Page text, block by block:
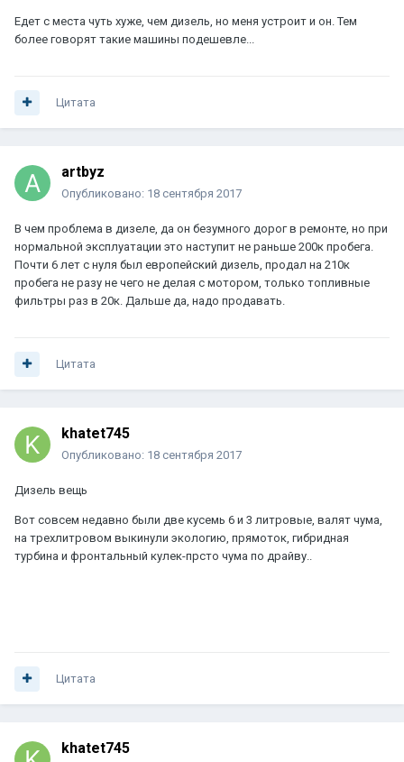
Едет с места чуть хуже, чем дизель, но меня устроит и он. Тем
более говорят такие машины подешевле...
Цитата
artbyz
Опубликовано: 18 сентября 2017
В чем проблема в дизеле, да он безумного дорог в ремонте, но при
нормальной эксплуатации это наступит не раньше 200к пробега.
Почти 6 лет с нуля был европейский дизель, продал на 210к
пробега не разу не чего не делая с мотором, только топливные
фильтры раз в 20к. Дальше да, надо продавать.
Цитата
khatet745
Опубликовано: 18 сентября 2017
Дизель вещь
Вот совсем недавно были две кусемь 6 и 3 литровые, валят чума,
на трехлитровом выкинули экологию, прямоток, гибридная
турбина и фронтальный кулек-прсто чума по драйву..
Цитата
khatet745